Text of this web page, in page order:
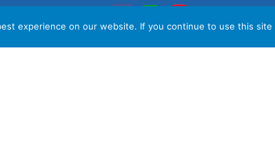
experience on our website. If you continue to use this